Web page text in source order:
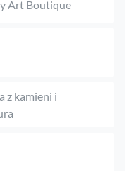
Art Boutique
z kamieni i